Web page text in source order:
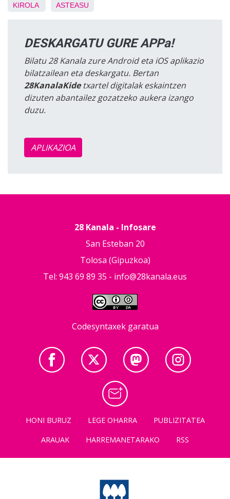
KIROLA ASTEASU
DESKARGATU GURE APPa!
Bilatu 28 Kanala zure Android eta iOS aplikazio
bilatzailean eta deskargatu. Bertan
28KanalaKidetxartel digitalak eskaintzen
dizuten abantailez gozatzeko aukera izango
duzu.
APLIKAZIOA
28 Kanala - Infosare
San Esteban 20
Tolosa (Gipuzkoa)
Tel: 943 69 89 35 - info@28kanala.eus
Codesyntaxek garatua
HONI BURUZ LEGE OHARRA
PUBLIZITATEA
ARAUAK
HARREMANETARAKO RSS